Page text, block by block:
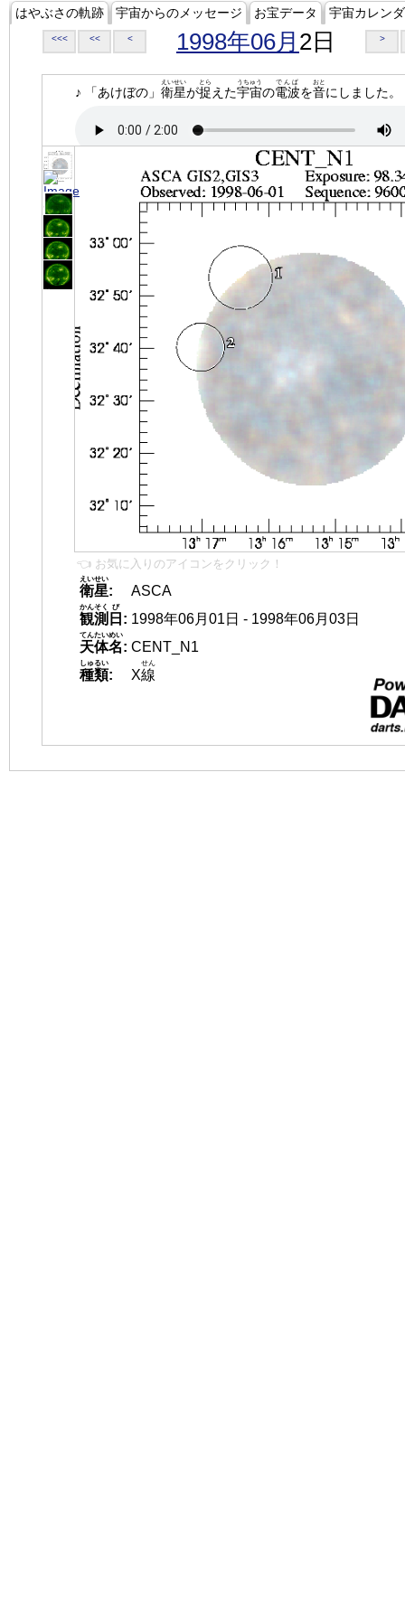
はやぶさの軌跡 宇宙からのメッセージ お宝データ 宇宙カレン
<<< << < 1998年06月 2日 >
♪ 「あけぼの」 衛星
えいせい
が捉
とら
えた宇宙
うちゅう
の電波
でんぱ
を音
おと
にしました。
👈 お気に入りのアイコンをクリック！
衛星
えいせい
:
ASCA
観測
かんそく
日
び
: 1998年06月01日 - 1998年06月03日
天体名
てんたいめい
: CENT_N1
種類
しゅるい
: X線
せん